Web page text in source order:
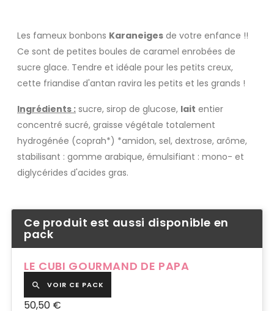
Les fameux bonbons Karaneiges de votre enfance !!
Ce sont de petites boules de caramel enrobées de
sucre glace. Tendre et idéale pour les petits creux,
cette friandise d'antan ravira les petits et les grands !
Ingrédients : sucre, sirop de glucose, lait entier
concentré sucré, graisse végétale totalement
hydrogénée (coprah*) *amidon, sel, dextrose, arôme,
stabilisant : gomme arabique, émulsifiant : mono- et
diglycérides d'acides gras.
Ce produit est aussi disponible en
pack
LE CUBI GOURMAND DE PAPA
 VOIR CE PACK
50,50 €